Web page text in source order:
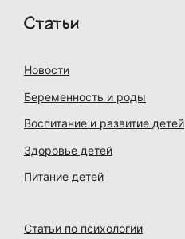
Статьи
Новости
Беременность и роды
Воспитание и развитие детей
Здоровье детей
Питание детей
Статьи по психологии